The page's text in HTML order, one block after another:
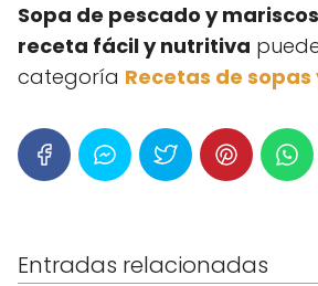
Sopa de pescado y
receta fácil y nutritiva
categoría Recetas de sopas
Entradas relacionadas